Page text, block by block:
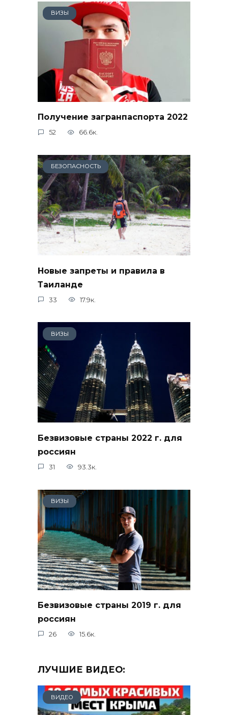
ВИЗЫ
Получение загранпаспорта 2022
52 66.6к.
БЕЗОПАСНОСТЬ
Новые запреты и правила в
Таиланде
33 17.9к.
ВИЗЫ
Безвизовые страны 2022 г. для
россиян
31 93.3к.
ВИЗЫ
Безвизовые страны 2019 г. для
россиян
26 15.6к.
ЛУЧШИЕ ВИДЕО:
ВИДЕО